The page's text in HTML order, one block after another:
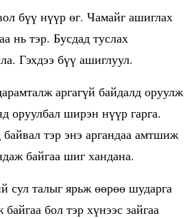
бүү нүүр өг. Чамайг ашиглах
нь тэр. Бусдад туслах
Гэхдээ бүү ашиглуул.
аргагүй байдалд оруулж
оруулбал ширэн нүүр гарга.
тэр энэ аргандаа амтшиж
байгаа шиг хандана.
сул талыг ярьж өөрөө шударга
бол тэр хүнээс зайгаа